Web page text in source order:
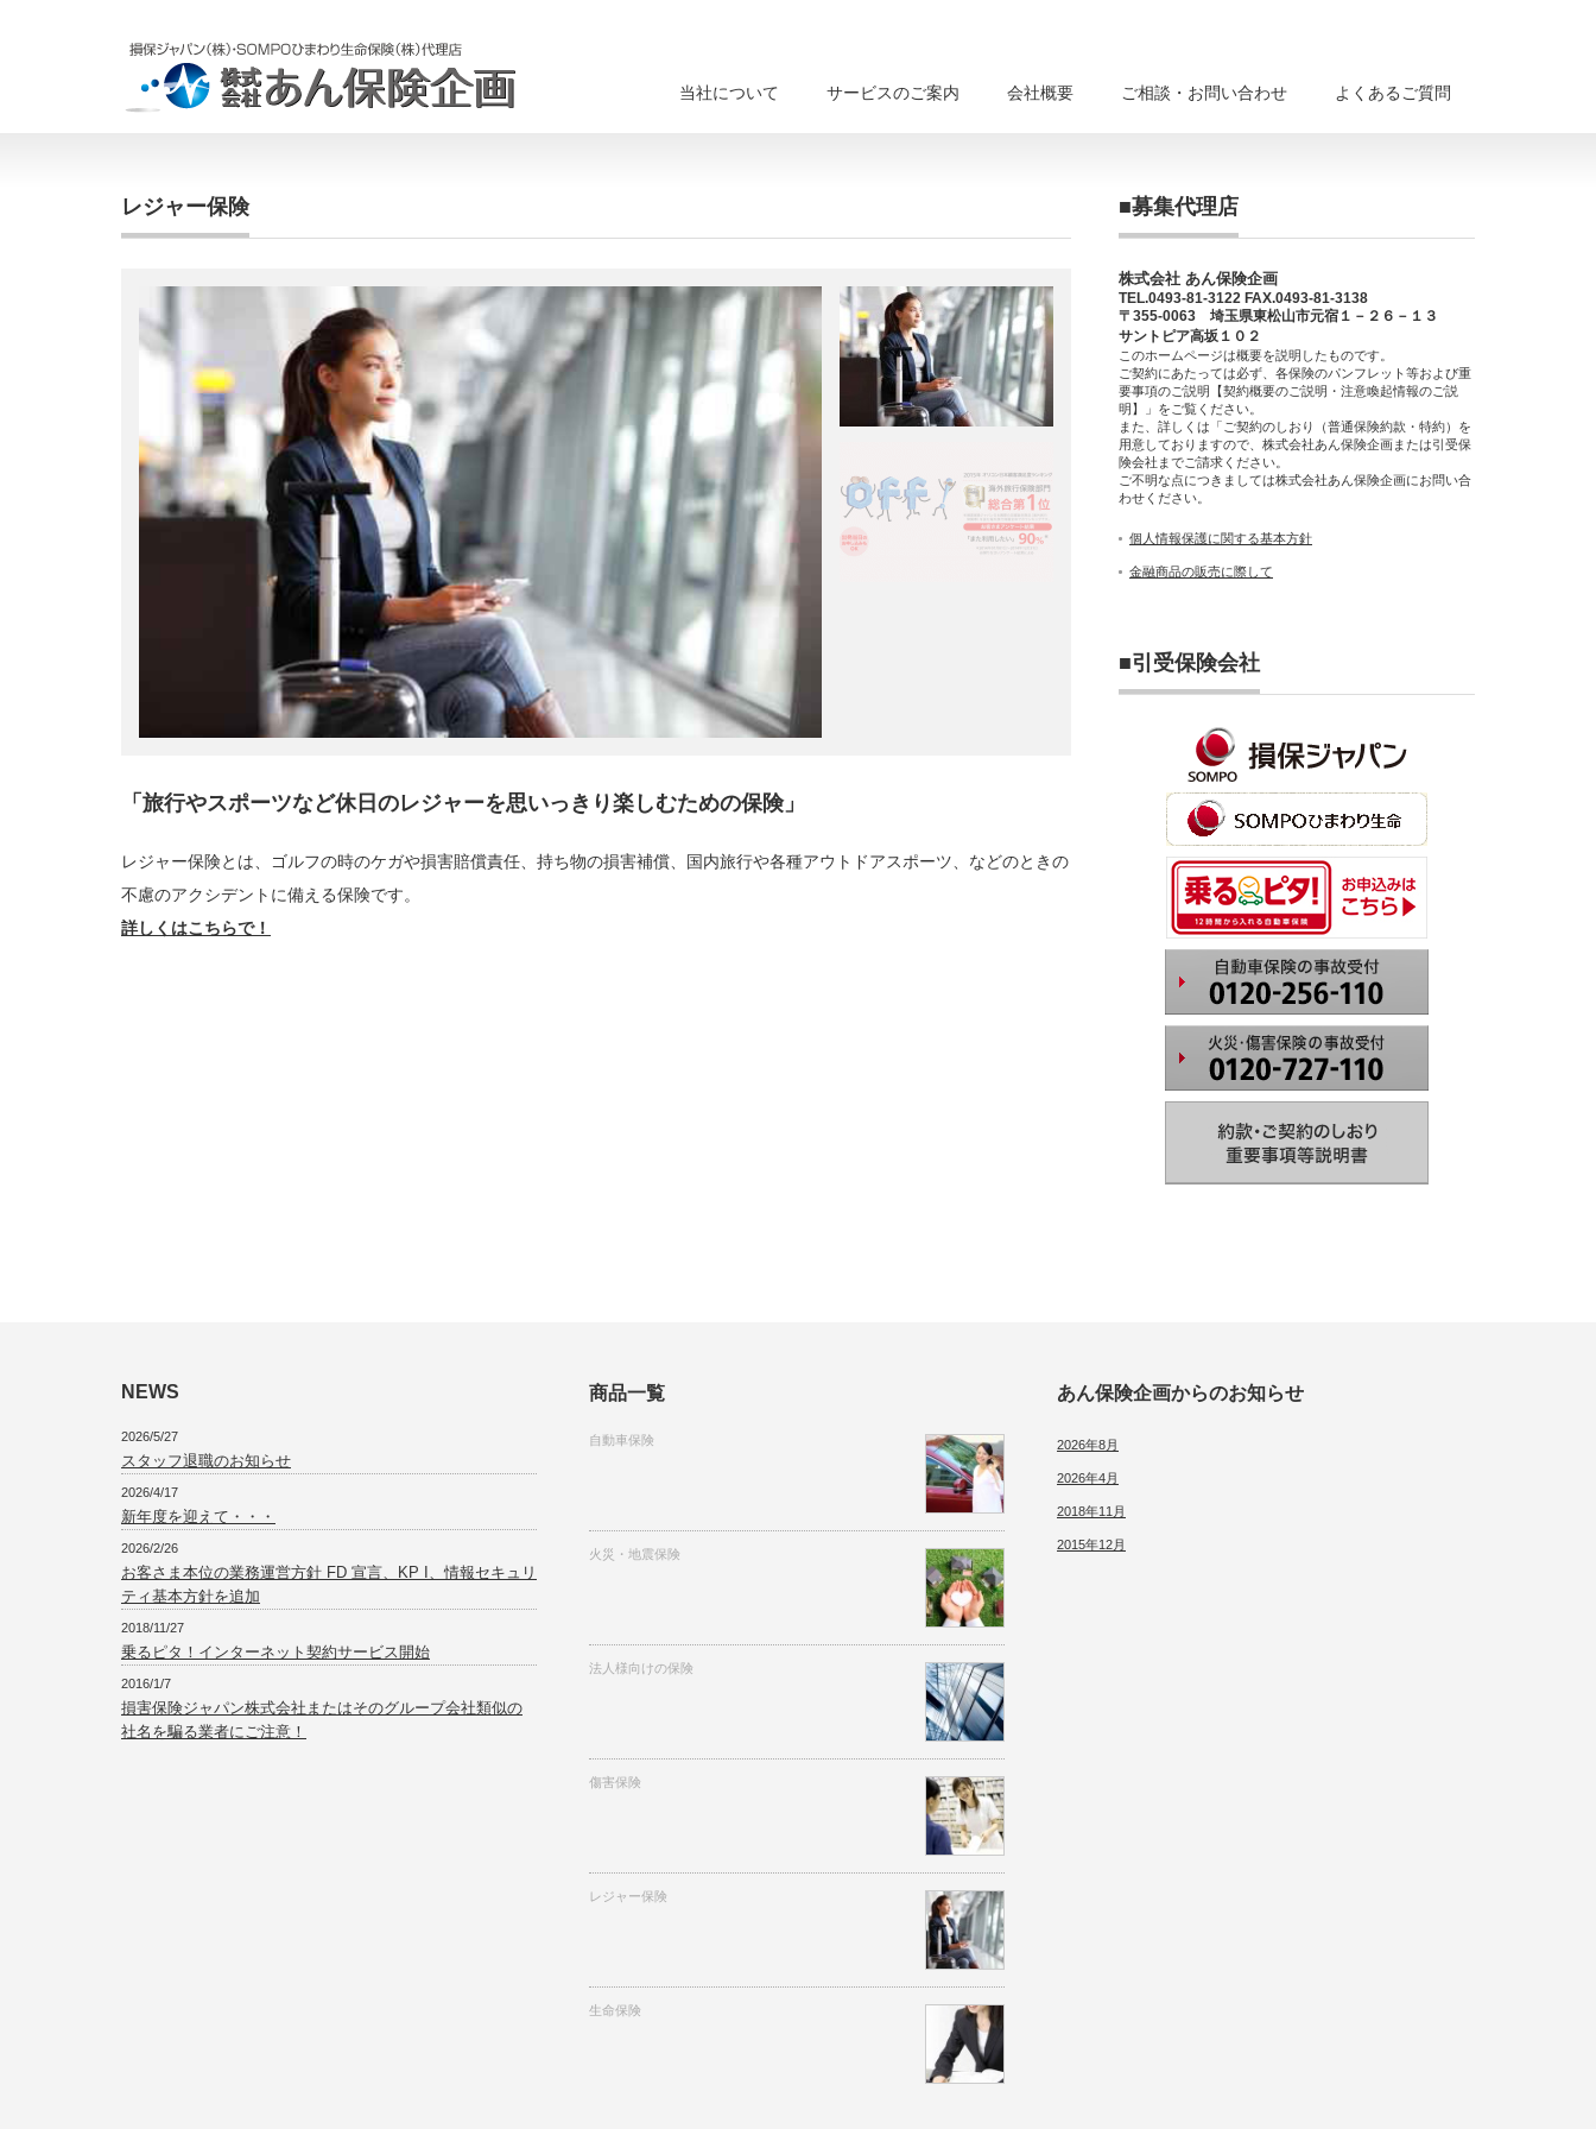
当社について サービスのご案内 会社概要 ご相談・お問い合わせ よくあるご質問
レジャー保険
「旅行やスポーツなど休日のレジャーを思いっきり楽しむための保険」
レジャー保険とは、ゴルフの時のケガや損害賠償責任、持ち物の損害補償、国内旅行や各種アウトドアスポーツ、などのときの
不慮のアクシデントに備える保険です。
詳しくはこちらで！
■募集代理店
株式会社 あん保険企画
TEL.0493-81-3122 FAX.0493-81-3138
〒355-0063 埼玉県東松山市元宿１－２６－１３
サントピア高坂１０２
このホームページは概要を説明したものです。
ご契約にあたっては必ず、各保険のパンフレット等および重
要事項のご説明【契約概要のご説明・注意喚起情報のご説
明】」をご覧ください。
また、詳しくは「ご契約のしおり（普通保険約款・特約）を
用意しておりますので、株式会社あん保険企画または引受保
険会社までご請求ください。
ご不明な点につきましては株式会社あん保険企画にお問い合
わせください。
個人情報保護に関する基本方針
金融商品の販売に際して
■引受保険会社
NEWS
2026/5/27
スタッフ退職のお知らせ
2026/4/17
新年度を迎えて・・・
2026/2/26
お客さま本位の業務運営方針 FD 宣言、KP I、情報セキュリ
ティ基本方針を追加
2018/11/27
乗るピタ！インターネット契約サービス開始
2016/1/7
損害保険ジャパン株式会社またはそのグループ会社類似の
社名を騙る業者にご注意！
商品一覧
自動車保険
火災・地震保険
法人様向けの保険
傷害保険
レジャー保険
生命保険
あん保険企画からのお知らせ
2026年8月
2026年4月
2018年11月
2015年12月